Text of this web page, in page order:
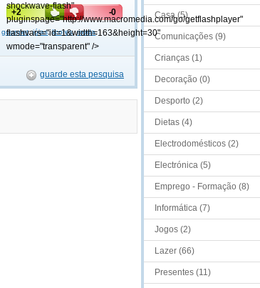
shockwave-flash"
pluginspage="http://www.macromedia.com/go/getflashplayer"
flashvars="id=1&width=163&height=30"
wmode="transparent" />
+2 -0
,gourmet,jóias,licores,moda,
guarde esta pesquisa
Casa (5)
Comunicações (9)
Crianças (1)
Decoração (0)
Desporto (2)
Dietas (4)
Electrodomésticos (2)
Electrónica (5)
Emprego - Formação (8)
Informática (7)
Jogos (2)
Lazer (66)
Presentes (11)